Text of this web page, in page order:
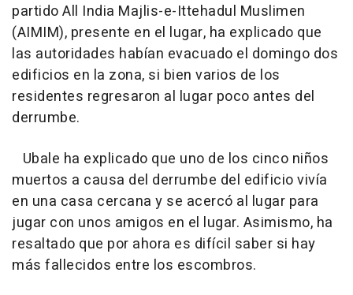
partido All India Majlis-e-Ittehadul Muslimen
(AIMIM), presente en el lugar, ha explicado que
las autoridades habían evacuado el domingo dos
edificios en la zona, si bien varios de los
residentes regresaron al lugar poco antes del
derrumbe.
Ubale ha explicado que uno de los cinco niños
muertos a causa del derrumbe del edificio vivía
en una casa cercana y se acercó al lugar para
jugar con unos amigos en el lugar. Asimismo, ha
resaltado que por ahora es difícil saber si hay
más fallecidos entre los escombros.